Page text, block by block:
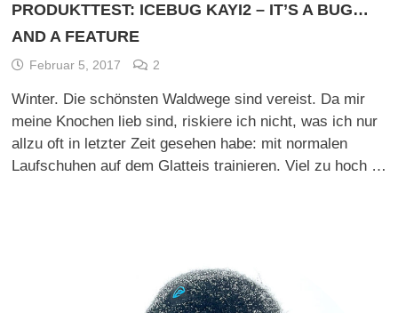
PRODUKTTEST: ICEBUG KAYI2 – IT’S A BUG…
AND A FEATURE
Februar 5, 2017 2
Winter. Die schönsten Waldwege sind vereist. Da mir
meine Knochen lieb sind, riskiere ich nicht, was ich nur
allzu oft in letzter Zeit gesehen habe: mit normalen
Laufschuhen auf dem Glatteis trainieren. Viel zu hoch …